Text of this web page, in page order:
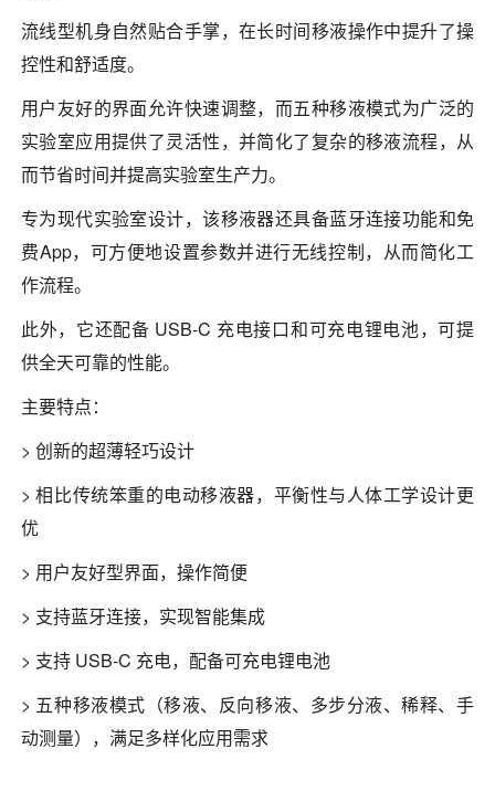
流线型机身自然贴合手掌，在长时间移液操作中提升了操
控性和舒适度。
用户友好的界面允许快速调整，而五种移液模式为广泛的
实验室应用提供了灵活性，并简化了复杂的移液流程，从
而节省时间并提高实验室生产力。
专为现代实验室设计，该移液器还具备蓝牙连接功能和免
费App，可方便地设置参数并进行无线控制，从而简化工
作流程。
此外，它还配备 USB-C 充电接口和可充电锂电池，可提
供全天可靠的性能。
主要特点：
> 创新的超薄轻巧设计
> 相比传统笨重的电动移液器，平衡性与人体工学设计更
优
> 用户友好型界面，操作简便
> 支持蓝牙连接，实现智能集成
> 支持 USB-C 充电，配备可充电锂电池
> 五种移液模式（移液、反向移液、多步分液、稀释、手
动测量），满足多样化应用需求